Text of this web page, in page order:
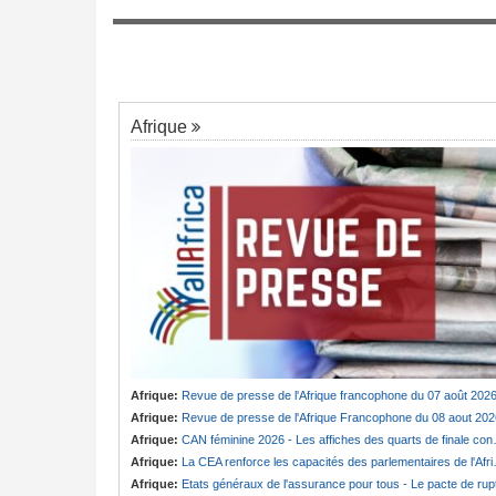
Afrique
Afrique: Revue de presse de l'Afrique francophone du 07 août 2026
Afrique: Revue de presse de l'Afrique Francophone du 08 aout
Afrique: CAN féminine 2026 - Les affiches des quarts de finale connues
Afrique: La CEA renforce les capacités des parlementaires de l'Afrique de l'Est
Afrique: Etats généraux de l'assurance pour tous - Le pacte de